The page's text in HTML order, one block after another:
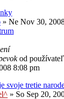
» Ne Nov 30,
od
8:08 pm
svoje tretie
» So Sep 20,